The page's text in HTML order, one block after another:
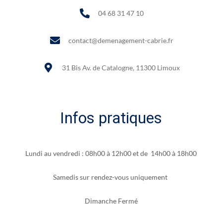
04 68 31 47 10
contact@demenagement-cabrie.fr
31 Bis Av. de Catalogne, 11300 Limoux
Infos pratiques
Lundi au vendredi : 08h00 à 12h00 et de 14h00 à 18h00
Samedis sur rendez-vous uniquement
Dimanche Fermé